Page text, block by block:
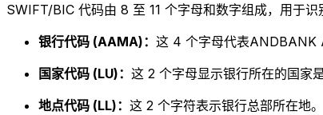
SWIFT/BIC 代码由 8 至 11 个字母和数字组成，用于识
银行代码 (AAMA)： 这 4 个字母代表ANDBANK
国家代码 (LU)： 这 2 个字母显示银行所在的国家
地点代码 (LL)： 这 2 个字符表示银行总部所在地。